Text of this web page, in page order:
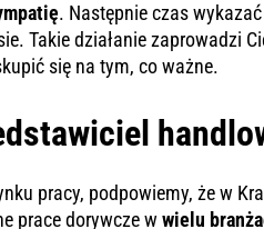
. Następnie czas
Takie działanie zaprowadzi
się na tym, co ważne.
pracy, podpowiemy, że w
prace dorywcze wwielu